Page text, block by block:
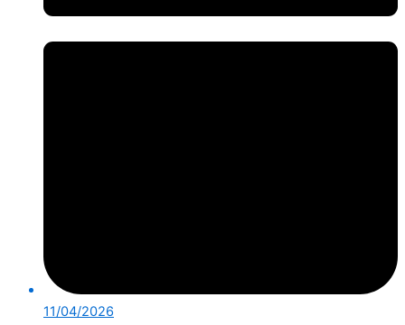
11/04/2026